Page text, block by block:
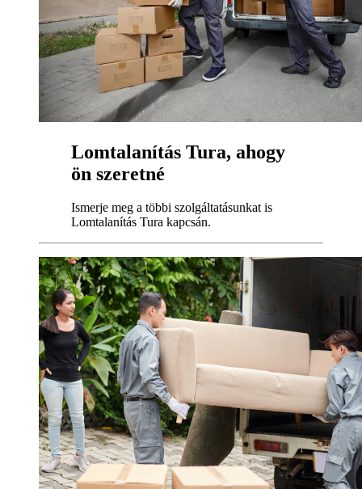
Lomtalanítás Tura, ahogy
ön szeretné
Ismerje meg a többi szolgáltatásunkat is
Lomtalanítás Tura kapcsán.